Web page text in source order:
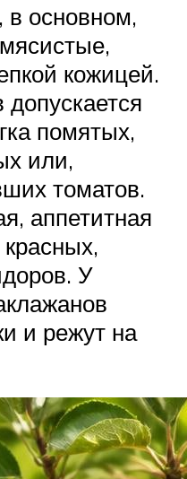
в основном,
кожицей.
помятых,
или,
томатов.
аппетитная
У
и режут на